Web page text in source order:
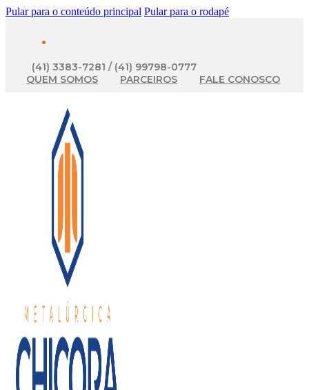
Pular para o conteúdo principal Pular para o rodapé
(41) 3383-7281 / (41) 99798-0777
QUEM SOMOS
PARCEIROS FALE CONOSCO